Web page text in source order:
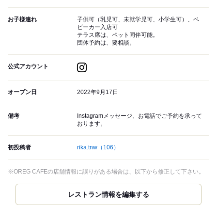
お子様連れ
子供可（乳児可、未就学児可、小学生可）、ベ
ビーカー入店可
テラス席は、ペット同伴可能。
団体予約は、要相談。
公式アカウント
オープン日 2022年9月17日
備考
Instagramメッセージ、お電話でご予約を承って
おります。
初投稿者 rika.tnw （106）
※OREG CAFEの店舗情報に誤りがある場合は、以下から修正して下さい。